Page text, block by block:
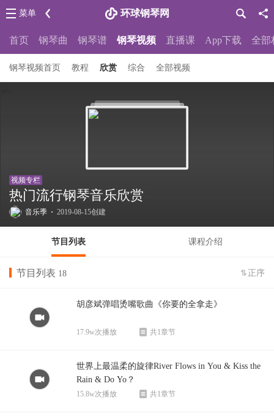
环球钢琴网
菜单
首页 钢琴曲 钢琴谱 钢琴视频 直播课 App下载 全部
钢琴视频首页 教程 欣赏 综合 全部视频
视频专栏
热门流行钢琴音乐欣赏
音乐季 · 2019-08-15创建
节目列表 课程介绍
节目列表 18 正序
胡彦斌弹唱烫嘴歌曲《你要的全拿走》
17.9w次播放 共1章节
世界上最温柔的旋律River Flows in You & Kiss the
Rain & Do Yo？
15.8w次播放 共1章节